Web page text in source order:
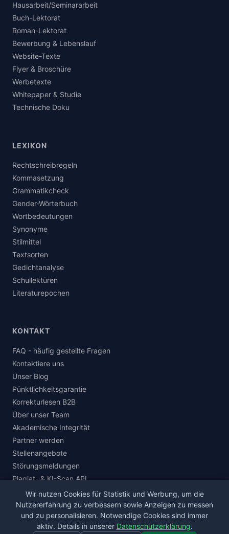
Hausarbeit/Seminararbeit
Buch-Lektorat
Roman-Lektorat
Bewerbung & Lebenslauf
Website-Texte
Flyer & Broschüre
Werbetexte
Whitepaper & Studie
Technische Doku
LEXIKON
Rechtschreibregeln
Kommasetzung
Grammatikcheck
Gender-Wörterbuch
Wortbedeutungen
Synonyme
Stilmittel
Textsorten
Gedichtanalyse
Schullektüren
Literaturepochen
KONTAKT
FAQ - häufig gestellte Fragen
Kontaktiere uns
Unser Blog
Pünktlichkeitsgarantie
Korrekturlesen B2B
Über unser Team
Akademische Integrität
Partner werden
Stellenangebote
Störungsmeldungen
Plagiat- & KI-Scan API
© 2026 korrektur.de · Alle Rechte vorbehalten.
Wir nutzen Cookies für Statistik und Werbung, um die
Nutzererfahrung zu verbessern sowie Anzeigen zu messen
und zu personalisieren. Notwendige Cookies sind immer
aktiv. Details in unserer Datenschutzerklärung.